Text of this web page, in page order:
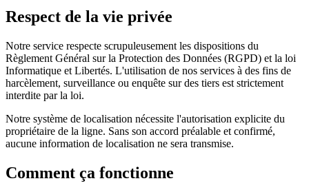
Respect de la vie privée
Notre service respecte scrupuleusement les dispositions du
Règlement Général sur la Protection des Données (RGPD) et la loi
Informatique et Libertés. L'utilisation de nos services à des fins de
harcèlement, surveillance ou enquête sur des tiers est strictement
interdite par la loi.
Notre système de localisation nécessite l'autorisation explicite du
propriétaire de la ligne. Sans son accord préalable et confirmé,
aucune information de localisation ne sera transmise.
Comment ça fonctionne